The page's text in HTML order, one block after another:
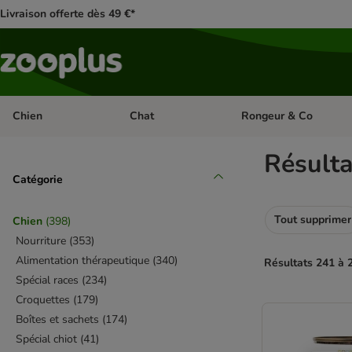
Livraison offerte dès 49 €*
Chien Dérouler les catégories: Chien
Chat Dérouler les catégories:
Rongeur & Co
Catégorie
Chien (398)
Nourriture (353)
Alimentation thérapeutique (340)
Spécial races (234)
Croquettes (179)
Boîtes et sachets (174)
Spécial chiot (41)
Tout supprimer
Résultats 241 à